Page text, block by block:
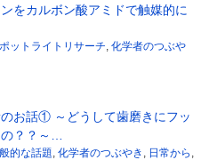
をカルボン酸アミドで触媒的に
ットライトリサーチ 化学者のつぶや
お話① ～どうして歯磨きにフッ
？？～…
的な話題 化学者のつぶやき 日常から